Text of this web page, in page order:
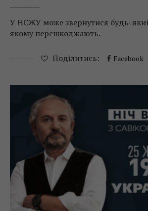
У НСЖУ може звернутися будь-
якому перешкоджають.
Поділитись: Facebook